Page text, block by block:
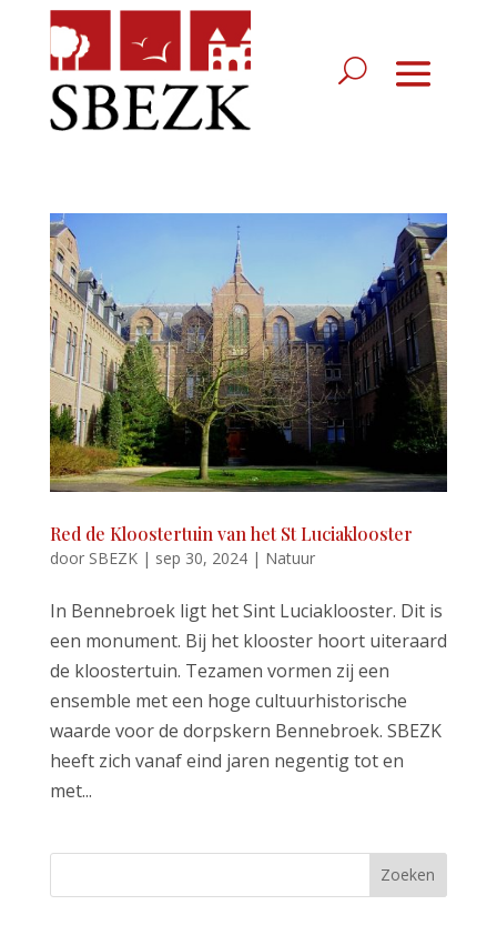
Red de Kloostertuin van het St Luciaklooster
door SBEZK| sep 30, 2024| Natuur
In Bennebroek ligt het Sint Luciaklooster. Dit is
een monument. Bij het klooster hoort uiteraard
de kloostertuin. Tezamen vormen zij een
ensemble met een hoge cultuurhistorische
waarde voor de dorpskern Bennebroek. SBEZK
heeft zich vanaf eind jaren negentig tot en
met...
Zoeken